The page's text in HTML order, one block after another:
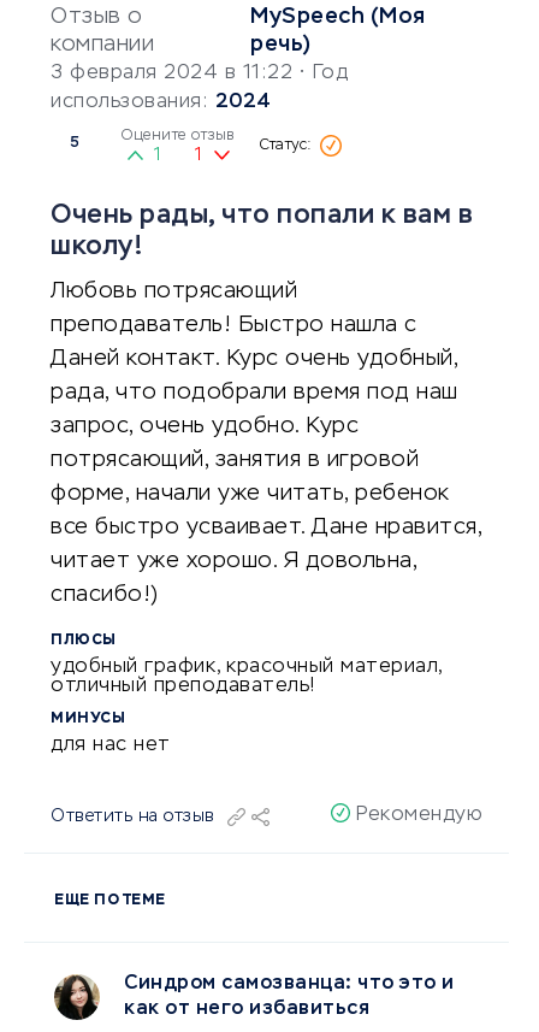
Отзыв о
компании
MySpeech (Моя
речь)
3 февраля 2024 в 11:22 • Год
использования: 2024
5 Оцените отзыв
1 1
Очень рады, что попали к вам в
школу!
Любовь потрясающий
преподаватель! Быстро нашла с
Даней контакт. Курс очень удобный,
рада, что подобрали время под наш
запрос, очень удобно. Курс
потрясающий, занятия в игровой
форме, начали уже читать, ребенок
все быстро усваивает. Дане нравится,
читает уже хорошо. Я довольна,
спасибо!)
ПЛЮСЫ
удобный график, красочный материал,
отличный преподаватель!
МИНУСЫ
для нас нет
Ответить на отзыв Рекомендую
ЕЩЕ ПО ТЕМЕ
Синдром самозванца: что это и
как от него избавиться